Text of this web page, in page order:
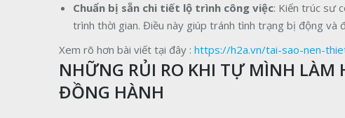
Chuẩn bị sẵn chi tiết lộ trình công việc: Kiến trúc sư
trình thời gian. Điều này giúp tránh tình trạng bị động và
Xem rõ hơn bài viết tại đây : https://h2a.vn/tai-sao-nen-
NHỮNG RỦI RO KHI TỰ MÌNH LÀM
ĐỒNG HÀNH